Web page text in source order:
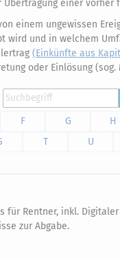
einer vorher
einem ungewissen
wird und in welchem
(Einkünfte aus
oder Einlösung
F G H
T U
für Rentner, inkl.
zur Abgabe.